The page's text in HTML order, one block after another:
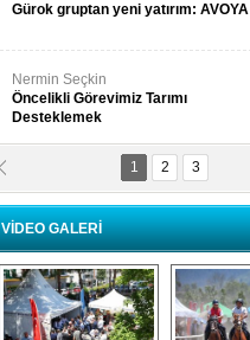
Gürok gruptan yeni yatırım: AVOYA
Nermin Seçkin
Öncelikli Görevimiz Tarımı
Desteklemek
Nilüfer Menekli Buzcular
Siz Hiç Kelebeklerin Sesini
Duydunuz Mu?
1 2 3
VİDEO GALERİ